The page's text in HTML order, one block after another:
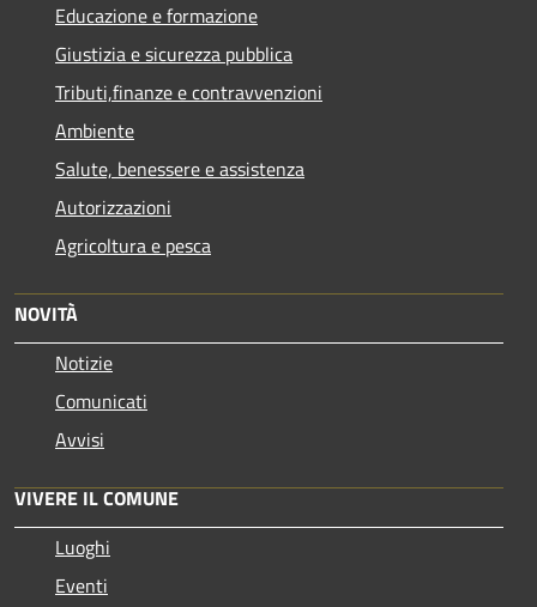
Educazione e formazione
Giustizia e sicurezza pubblica
Tributi,finanze e contravvenzioni
Ambiente
Salute, benessere e assistenza
Autorizzazioni
Agricoltura e pesca
NOVITÀ
Notizie
Comunicati
Avvisi
VIVERE IL COMUNE
Luoghi
Eventi